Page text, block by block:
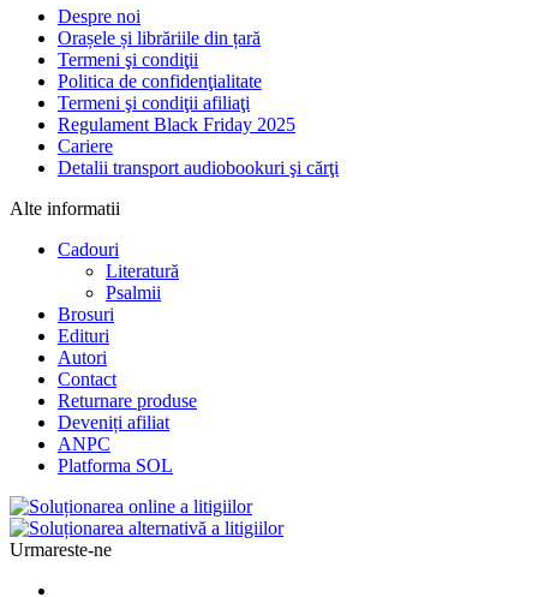
Despre noi
Orașele și librăriile din țară
Termeni şi condiţii
Politica de confidenţialitate
Termeni şi condiţii afiliaţi
Regulament Black Friday 2025
Cariere
Detalii transport audiobookuri şi cărţi
Alte informatii
Cadouri
Literatură
Psalmii
Brosuri
Edituri
Autori
Contact
Returnare produse
Deveniți afiliat
ANPC
Platforma SOL
Urmareste-ne